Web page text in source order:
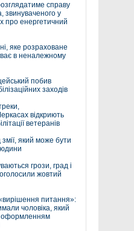
справу
звинуваченого у
про енергетичний
яке розраховане
в неналежному
побив
заходів
відкриють
ветеранів
який може бути
грози, град і
жовтий
питання»:
чоловіка, який
оформленням